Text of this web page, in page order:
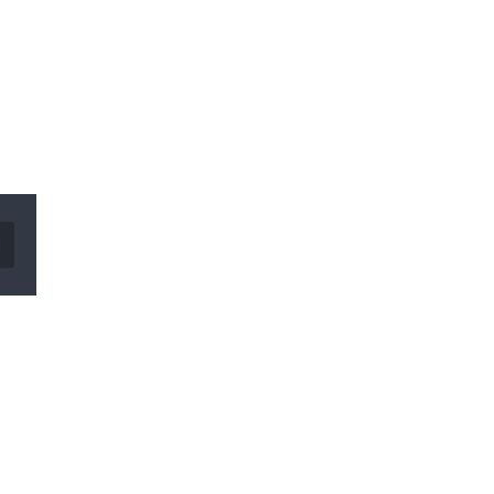
Email